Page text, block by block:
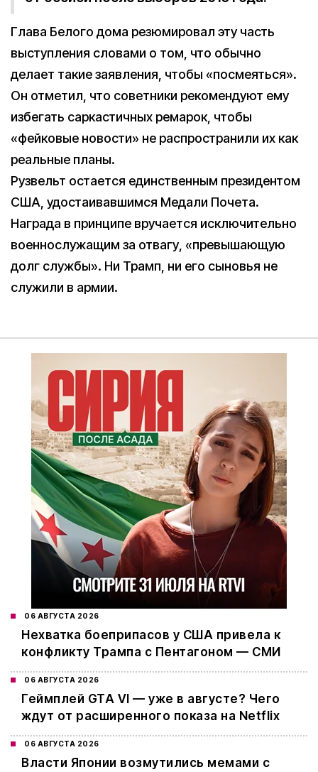
Глава Белого дома резюмировал эту часть
выступления словами о том, что обычно
делает такие заявления, чтобы «посмеяться».
Он отметил, что советники рекомендуют ему
избегать саркастичных ремарок, чтобы
«фейковые новости» не распространили их как
реальные планы.
Рузвельт остается единственным президентом
США, удостаивавшимся Медали Почета.
Награда в принципе вручается исключительно
военнослужащим за отвагу, «превышающую
долг службы». Ни Трамп, ни его сыновья не
служили в армии.
06 АВГУСТА 2026
Нехватка боеприпасов у США привела к
конфликту Трампа с Пентагоном — СМИ
06 АВГУСТА 2026
Геймплей GTA VI — уже в августе? Чего
ждут от расширенного показа на Netflix
06 АВГУСТА 2026
Власти Японии возмутились мемами с